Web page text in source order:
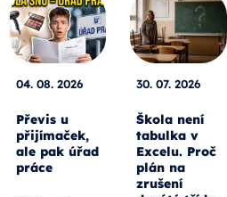
04. 08. 2026
Převis u
přijímaček,
ale pak úřad
práce
30. 07. 2026
Škola není
tabulka v
Excelu. Proč
plán na
zrušení